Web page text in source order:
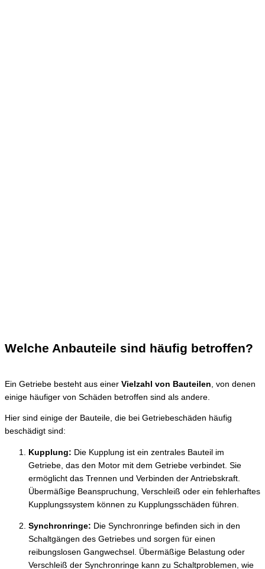
Welche Anbauteile sind häufig betroffen?
Ein Getriebe besteht aus einer Vielzahl von Bauteilen , von denen
einige häufiger von Schäden betroffen sind als andere.
Hier sind einige der Bauteile, die bei Getriebeschäden häufig
beschädigt sind:
Kupplung: Die Kupplung ist ein zentrales Bauteil im
Getriebe, das den Motor mit dem Getriebe verbindet. Sie
ermöglicht das Trennen und Verbinden der Antriebskraft.
Übermäßige Beanspruchung, Verschleiß oder ein fehlerhaftes
Kupplungssystem können zu Kupplungsschäden führen.
Synchronringe: Die Synchronringe befinden sich in den
Schaltgängen des Getriebes und sorgen für einen
reibungslosen Gangwechsel. Übermäßige Belastung oder
Verschleiß der Synchronringe kann zu Schaltproblemen, wie